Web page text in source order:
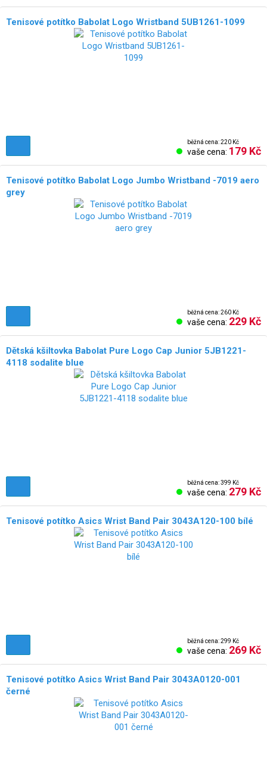
Tenisové potítko Babolat Logo Wristband 5UB1261-1099
běžná cena: 220 Kč
vaše cena: 179 Kč
Tenisové potítko Babolat Logo Jumbo Wristband -7019 aero
grey
běžná cena: 260 Kč
vaše cena: 229 Kč
Dětská kšiltovka Babolat Pure Logo Cap Junior 5JB1221-
4118 sodalite blue
běžná cena: 399 Kč
vaše cena: 279 Kč
Tenisové potítko Asics Wrist Band Pair 3043A120-100 bílé
běžná cena: 299 Kč
vaše cena: 269 Kč
Tenisové potítko Asics Wrist Band Pair 3043A0120-001
černé